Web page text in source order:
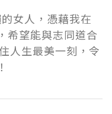
女人，憑藉我在
希望能與志同道合
人生最美一刻，令